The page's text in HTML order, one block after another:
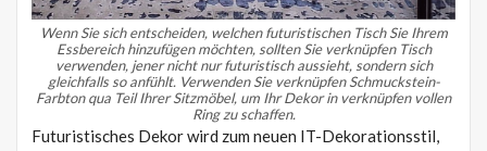
Wenn Sie sich entscheiden, welchen futuristischen Tisch Sie Ihrem
Essbereich hinzufügen möchten, sollten Sie verknüpfen Tisch
verwenden, jener nicht nur futuristisch aussieht, sondern sich
gleichfalls so anfühlt. Verwenden Sie verknüpfen Schmuckstein-
Farbton qua Teil Ihrer Sitzmöbel, um Ihr Dekor in verknüpfen vollen
Ring zu schaffen.
Futuristisches Dekor wird zum neuen IT-Dekorationsstil,